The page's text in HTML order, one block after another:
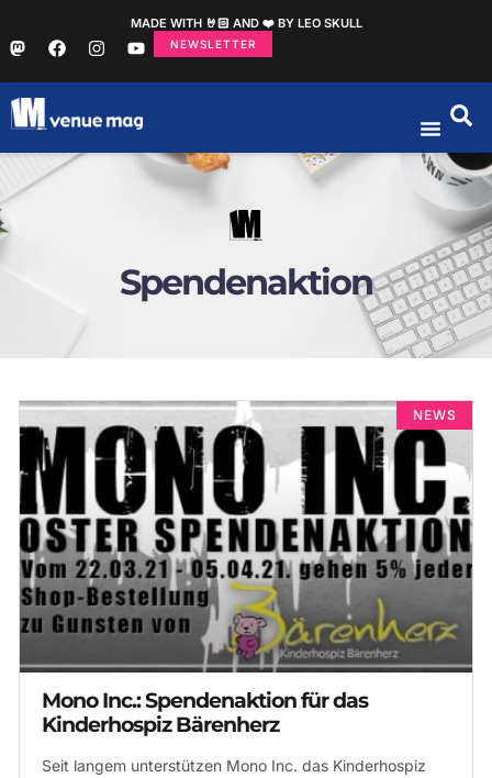
MADE WITH 🤘🏻 AND ❤️ BY LEO SKULL
NEWSLETTER
Spendenaktion
NEWS
Mono Inc.: Spendenaktion für das
Kinderhospiz Bärenherz
Seit langem unterstützen Mono Inc. das Kinderhospiz